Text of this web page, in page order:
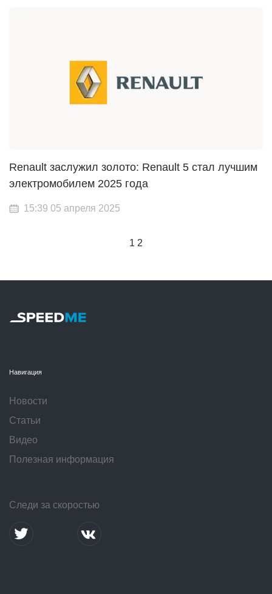
Renault заслужил золото: Renault 5 стал лучшим
электромобилем 2025 года
15:39 05 апреля 2025
1 2
Навигация
Новости
Статьи
Видео
Полезная информация
Следи за скоростью